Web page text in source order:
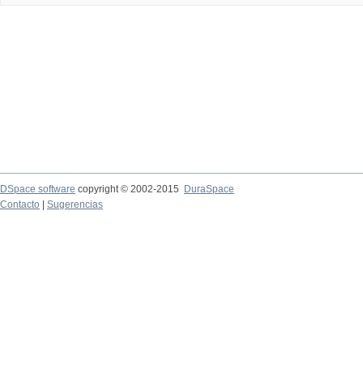
DSpace software copyright © 2002-2015
DuraSpace
Contacto
Sugerencias